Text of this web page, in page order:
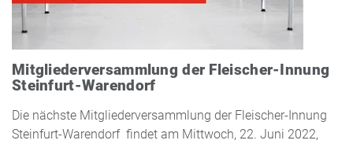
Mitgliederversammlung der Fleischer-Innung
Steinfurt-Warendorf
Die nächste Mitgliederversammlung der Fleischer-Innung
Steinfurt-Warendorf findet am Mittwoch, 22. Juni 2022,